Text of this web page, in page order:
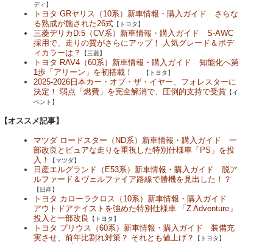
ディ】
トヨタ GRヤリス（10系）新車情報・購入ガイド さらな
る熟成が施された26式 【トヨタ】
三菱デリカD:5（CV系）新車情報・購入ガイド S-AWC
採用で、走りの質がさらにアップ！ 人気グレード＆ボデ
ィカラーは？
【三菱】
トヨタ RAV4（60系）新車情報・購入ガイド 知能化へ第
1歩「アリーン」を初搭載！
【トヨタ】
2025-2026日本カー・オブ・ザ・イヤー、フォレスターに
決定！ 弱点「燃費」を完全解消で、圧倒的支持で受賞 【イ
ベント】
【オススメ記事】
マツダ ロードスター（ND系）新車情報・購入ガイド 一
部改良とピュアな走りを重視した特別仕様車「PS」を投
入！
【マツダ】
日産エルグランド（E53系）新車情報・購入ガイド 脱ア
ルファード＆ヴェルファイア路線で勝機を見出した！？
【日産】
トヨタ カローラクロス（10系）新車情報・購入ガイド
アウトドアテイストを強めた特別仕様車 「Z Adventure」
投入と一部改良
【トヨタ】
トヨタ プリウス（60系）新車情報・購入ガイド 装備充
実させ、前年比割れ対策？ それとも値上げ？
【トヨタ】